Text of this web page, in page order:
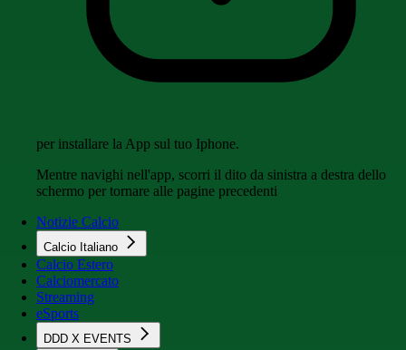
per installare la App sul tuo Iphone.
Mentre navighi nell'app, scorri il dito da sinistra a destra dello
schermo per tornare alle pagine precedenti
Notizie Calcio
Calcio Italiano
Calcio Estero
Calciomercato
Streaming
eSports
DDD X EVENTS